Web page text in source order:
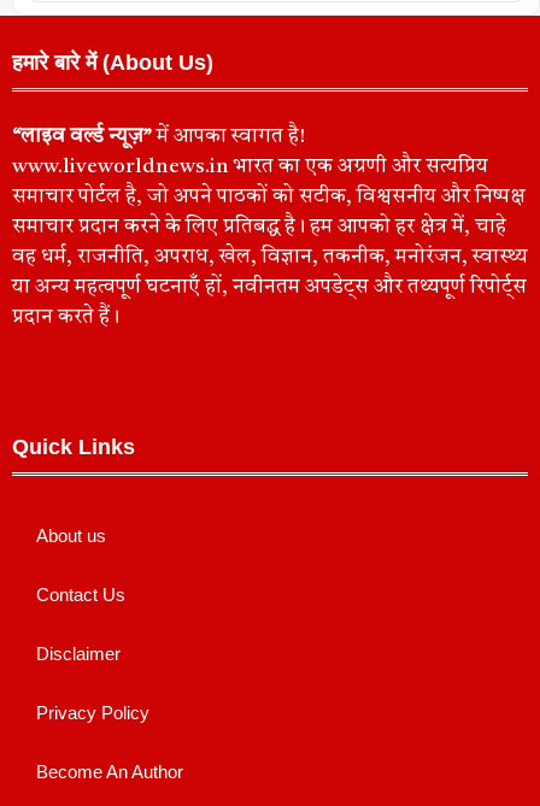
हमारे बारे में (About Us)
“लाइव वर्ल्ड न्यूज़”में आपका स्वागत है!
www.liveworldnews.in भारत का एक अग्रणी और सत्यप्रिय
समाचार पोर्टल है, जो अपने पाठकों को सटीक, विश्वसनीय और निष्पक्ष
समाचार प्रदान करने के लिए प्रतिबद्ध है। हम आपको हर क्षेत्र में, चाहे
वह धर्म, राजनीति, अपराध, खेल, विज्ञान, तकनीक, मनोरंजन, स्वास्थ्य
या अन्य महत्वपूर्ण घटनाएँ हों, नवीनतम अपडेट्स और तथ्यपूर्ण रिपोर्ट्स
प्रदान करते हैं।
Quick Links
About us
Contact Us
Disclaimer
Privacy Policy
Become An Author